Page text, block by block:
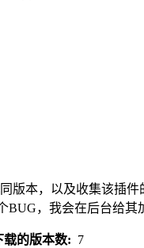
版本，以及收集该
，我会在后台给
的版本数: 7